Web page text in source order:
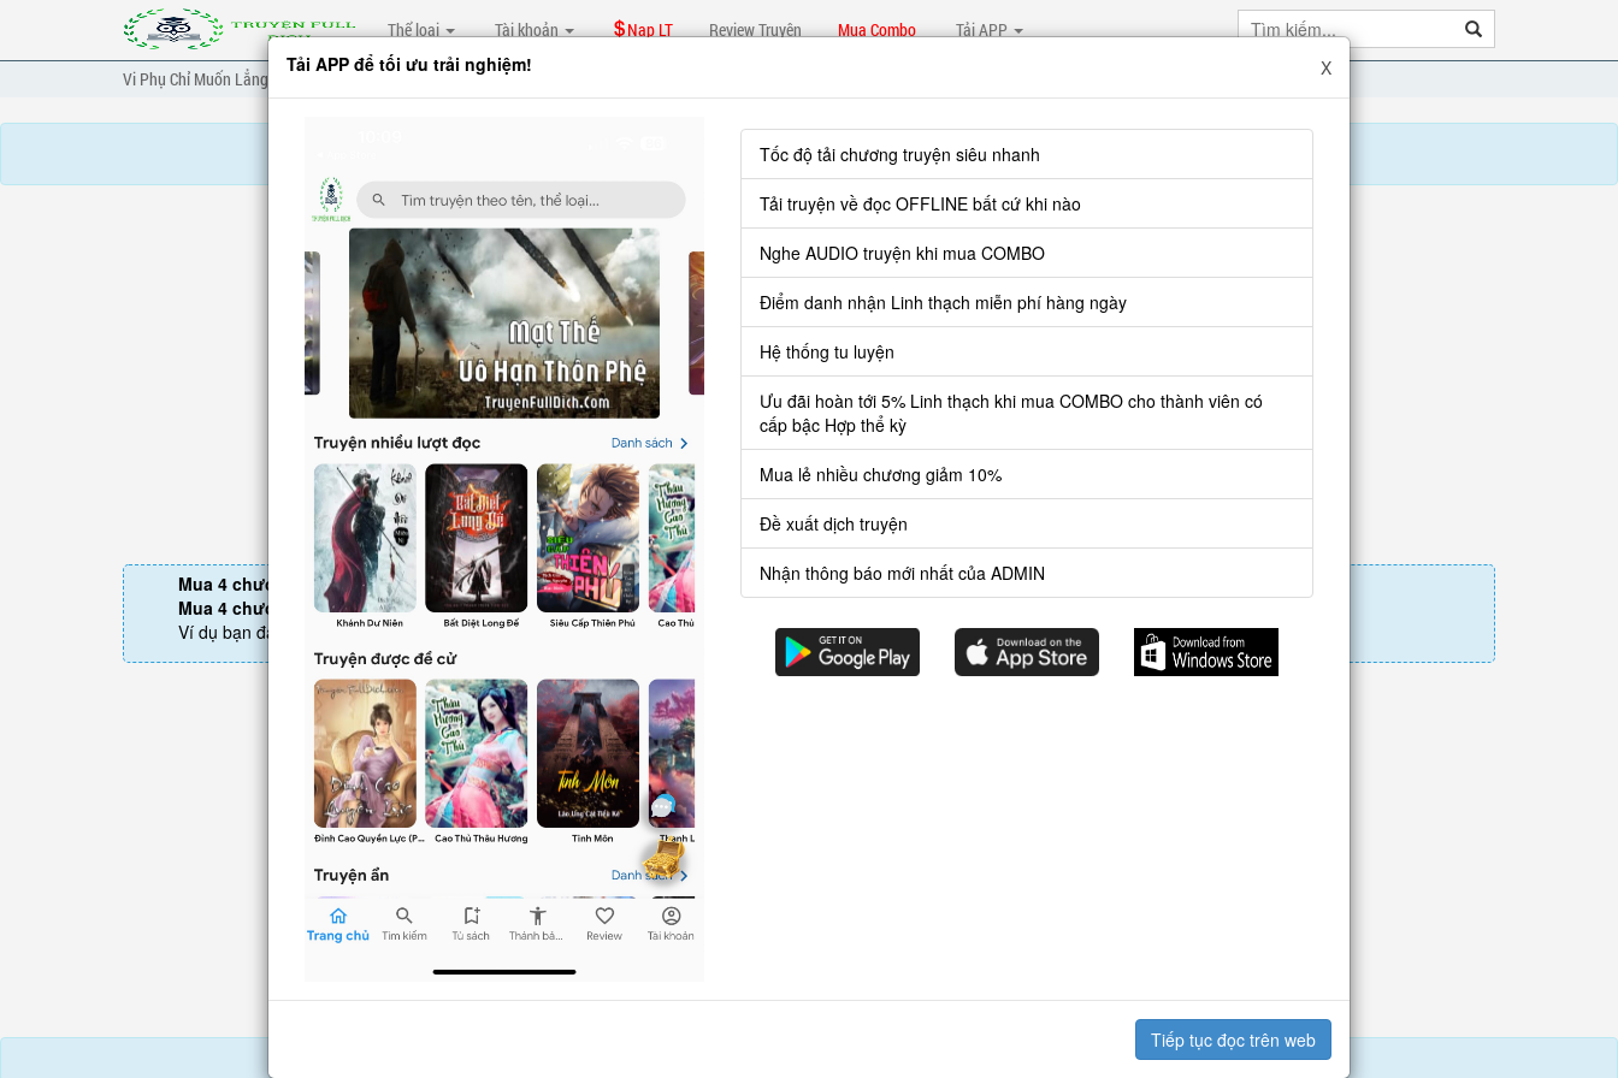
Thể loại Tài khoản Nạp LT Review Truyện Mua Combo Tải APP
Vi Phụ Chỉ Muốn Lẳng Lặng Nhìn Xem Ngươi Trường Sinh Chương 653
Báo lỗi, nhờ hỗ trợ, yêu cầu cập nhập.
VI PHỤ CHỈ MUỐN LẲNG LẶNG NHÌN XEM NGƯƠI TRƯỜNG SINH
Chương 653: Sự Bảo Hộ Thầm Lặng Từ Đại Hắc Cẩu, Đạo Thành Đón Chào Một Kỳ Thủ Mới. (3) (1)
Chương truyện cần 30 LT để mua.
Truyện mua lẻ thì cứ Giá chương x Số chương, mua combo thì đến danh sách combo tìm giá
Đăng nhập Nạp linh thạch
Mua 4 chương chỉ có tác dụng tiết kiệm thời gian.
Mua 4 chương thì 3 chương sau sẽ không phải ấn mua.
Ví dụ bạn đang ở chương 100 và mua 4 chương thìchương 101,102,103 sẽ không phải ấn mua.
Chương
Bạn có thể dùng phím mũi tên hoặc A/D để lùi/sang chương.
Tải APP để tối ưu trải nghiệm! X
Tốc độ tải chương truyện siêu nhanh
Tải truyện về đọc OFFLINE bất cứ khi nào
Nghe AUDIO truyện khi mua COMBO
Điểm danh nhận Linh thạch miễn phí hàng ngày
Hệ thống tu luyện
Ưu đãi hoàn tới 5% Linh thạch khi mua COMBO cho thành viên có
cấp bậc Hợp thể kỳ
Mua lẻ nhiều chương giảm 10%
Đề xuất dịch truyện
Nhận thông báo mới nhất của ADMIN
Tiếp tục đọc trên web